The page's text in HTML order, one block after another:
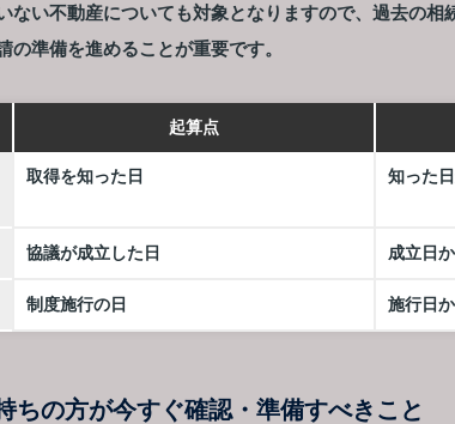
ない不動産についても対象となりますので、過去の
の準備を進めることが重要です。
起算点
取得を知った日 知った
協議が成立した日 成立日
制度施行の日 施行日
ちの方が今すぐ確認・準備すべきこと